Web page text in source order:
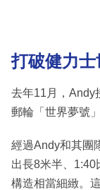
打破健力
去年11月，Andy
郵輪「世界夢號
經過Andy和其團
出長8米半、1:40
構造相當細緻。